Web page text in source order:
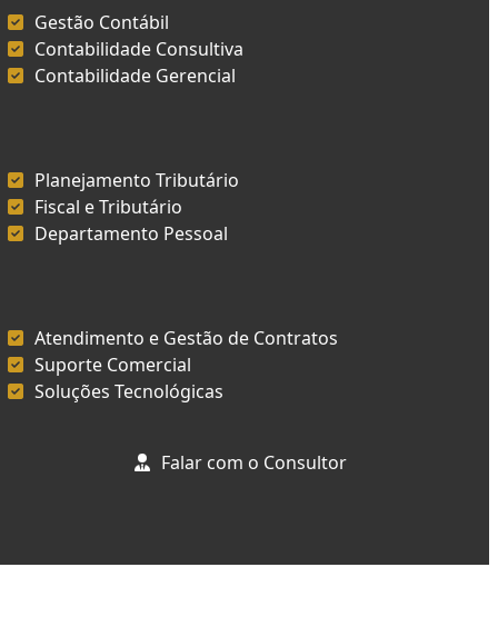
Gestão Contábil
Contabilidade Consultiva
Contabilidade Gerencial
Planejamento Tributário
Fiscal e Tributário
Departamento Pessoal
Atendimento e Gestão de Contratos
Suporte Comercial
Soluções Tecnológicas
Falar com o Consultor